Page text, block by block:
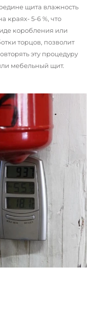
щита влажность
краях- 5-6 %, что
коробления или
торцов, позволит
эту процедуру
мебельный щит.